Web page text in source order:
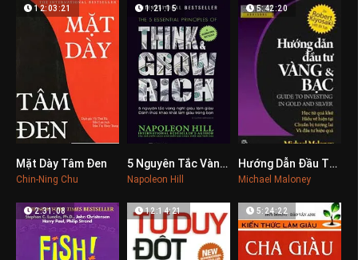
12:03:21
Mặt Dày Tâm Đen
Chin-Ning Chu
0
1:21:15
5 Nguyên Tắc Vàng Nghĩ Giàu Làm Giàu
Napoleon Hill
0
5:42:20
Hướng Dẫn Đầu Tư Vàng & Bạc
Michael Maloney
2:31:08 12:14:21 5:24:22